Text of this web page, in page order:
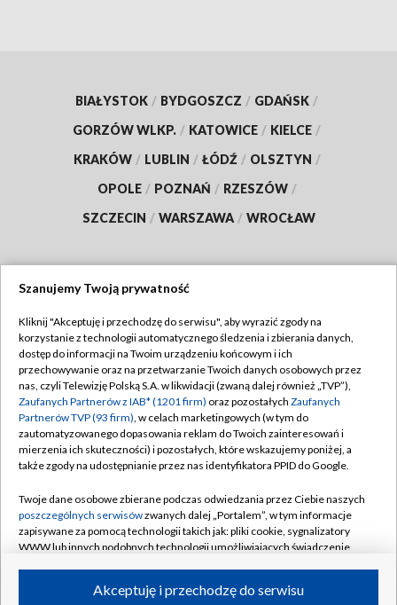
BIAŁYSTOK / BYDGOSZCZ / GDAŃSK /
GORZÓW WLKP. / KATOWICE / KIELCE /
KRAKÓW / LUBLIN / ŁÓDŹ / OLSZTYN /
OPOLE / POZNAŃ / RZESZÓW /
SZCZECIN / WARSZAWA / WROCŁAW
TVP
Abonament TVP
Emisja w TVP
Centrum informacji TVP
Naziemna Telewizja Cyfrowa
Rada Programowa
System NOS
Informacje o nadawcy
Program dla prasy
Regulamin TVP
Polityka prywatności
Moje zgody
Pomoc
Kontakt
Kanały
Szanujemy Twoją prywatność
Kliknij "Akceptuję i przechodzę do serwisu", aby wyrazić zgody na
korzystanie z technologii automatycznego śledzenia i zbierania danych,
dostęp do informacji na Twoim urządzeniu końcowym i ich
przechowywanie oraz na przetwarzanie Twoich danych osobowych przez
nas, czyli Telewizję Polską S.A. w likwidacji (zwaną dalej również „TVP”),
Zaufanych Partnerów z IAB* (1201 firm) oraz pozostałych Zaufanych
Partnerów TVP (93 firm), w celach marketingowych (w tym do
zautomatyzowanego dopasowania reklam do Twoich zainteresowań i
mierzenia ich skuteczności) i pozostałych, które wskazujemy poniżej, a
także zgody na udostępnianie przez nas identyfikatora PPID do Google.
Twoje dane osobowe zbierane podczas odwiedzania przez Ciebie naszych
poszczególnych serwisówzwanych dalej „Portalem”, w tym informacje
zapisywane za pomocą technologii takich jak: pliki cookie, sygnalizatory
WWW lub innych podobnych technologii umożliwiających świadczenie
ruchu w Internecie.Akceptuję i przechodzę do serwisu